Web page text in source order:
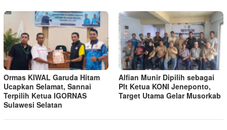
Ormas KIWAL Garuda Hitam
Ucapkan Selamat, Sannai
Terpilih Ketua IGORNAS
Sulawesi Selatan
Alfian Munir Dipilih sebagai
Plt Ketua KONI Jeneponto,
Target Utama Gelar Musorkab